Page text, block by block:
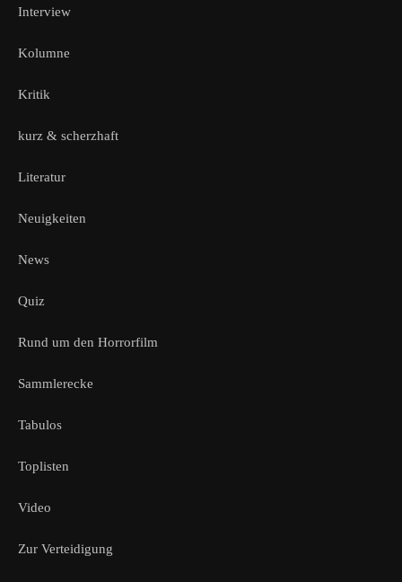
Interview
Kolumne
Kritik
kurz & scherzhaft
Literatur
Neuigkeiten
News
Quiz
Rund um den Horrorfilm
Sammlerecke
Tabulos
Toplisten
Video
Zur Verteidigung